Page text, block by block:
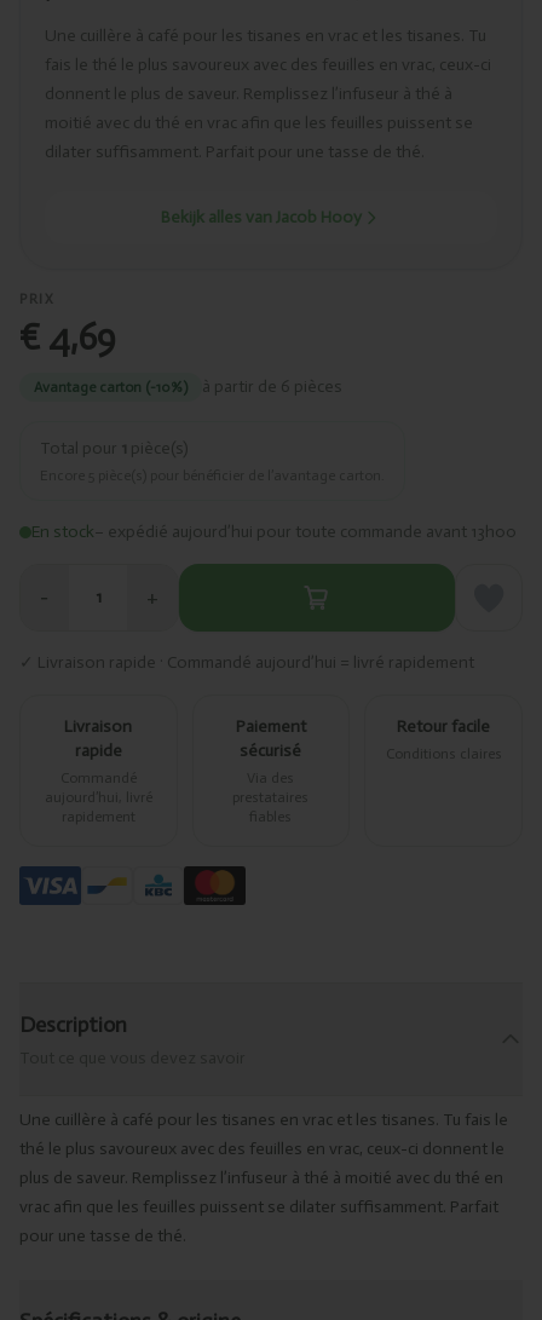
Une cuillère à café pour les tisanes en vrac et les tisanes. Tu
fais le thé le plus savoureux avec des feuilles en vrac, ceux-ci
donnent le plus de saveur. Remplissez l’infuseur à thé à
moitié avec du thé en vrac afin que les feuilles puissent se
dilater suffisamment. Parfait pour une tasse de thé.
Bekijk alles van Jacob Hooy
PRIX
€ 4,69
Avantage carton (-10%) à partir de 6 pièces
Total pour 1 pièce(s)
En stock– expédié aujourd’hui pour toute commande avant 13h00
− 1 +
✓ Livraison rapide · Commandé aujourd’hui = livré rapidement
Livraison
rapide
Commandé
aujourd’hui, livré
rapidement
Paiement
sécurisé
Via des
prestataires
fiables
Retour facile
Conditions claires
Description
Une cuillère à café pour les tisanes en vrac et les tisanes. Tu fais le
thé le plus savoureux avec des feuilles en vrac, ceux-ci donnent le
plus de saveur. Remplissez l’infuseur à thé à moitié avec du thé en
vrac afin que les feuilles puissent se dilater suffisamment. Parfait
pour une tasse de thé.